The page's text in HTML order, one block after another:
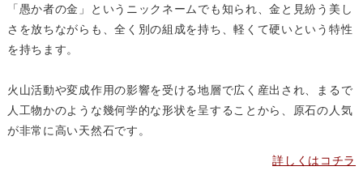
「愚か者の金」というニックネームでも知られ、金と見紛う美し
さを放ちながらも、全く別の組成を持ち、軽くて硬いという特性
を持ちます。
火山活動や変成作用の影響を受ける地層で広く産出され、まるで
人工物かのような幾何学的な形状を呈することから、原石の人気
が非常に高い天然石です。
詳しくはコチラ